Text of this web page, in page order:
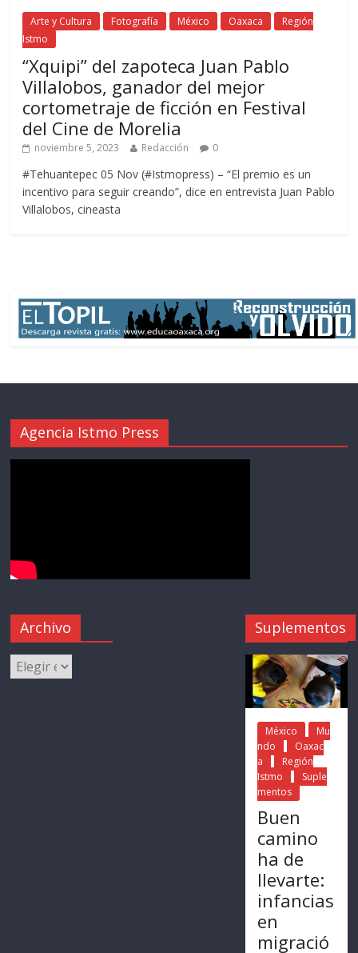
Arte y Cultura Fotografía México Oaxaca
Región
Istmo
“Xquipi” del zapoteca Juan Pablo
Villalobos, ganador del mejor
cortometraje de ficción en Festival
del Cine de Morelia
noviembre 5, 2023 Redacción 0
#Tehuantepec 05 Nov (#Istmopress) – “El premio es un
incentivo para seguir creando”, dice en entrevista Juan Pablo
Villalobos, cineasta
Agencia Istmo Press
Archivo Suplementos
México
Mu
ndo
Oaxac
a
Región
Istmo
Suple
mentos
Buen
camino
ha de
llevarte:
infancias
en
migració